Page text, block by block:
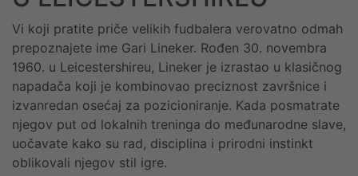
Vi koji pratite priče velikih fudbalera verovatno odmah
prepoznajete ime Gari Lineker. Rođen 30. novembra
1960. u Leicestershireu, Lineker je izrastao u klasičnog
napadača koji je kombinovao preciznost završnice i
izvanredan osećaj za pozicioniranje. Kada posmatrate
njegov put od lokalnih treninga do međunarodne slave,
uočavate kako su rad, disciplina i prirodni instinkt
oblikovali njegov stil igre.